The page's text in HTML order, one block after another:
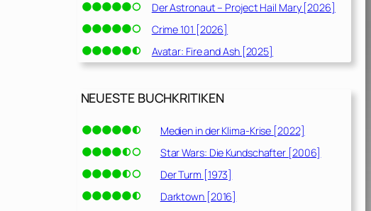
Der Astronaut – Project Hail Mary [2026]
Crime 101 [2026]
Avatar: Fire and Ash [2025]
NEUESTE BUCHKRITIKEN
Medien in der Klima-Krise [2022]
Star Wars: Die Kundschafter [2006]
Der Turm [1973]
Darktown [2016]